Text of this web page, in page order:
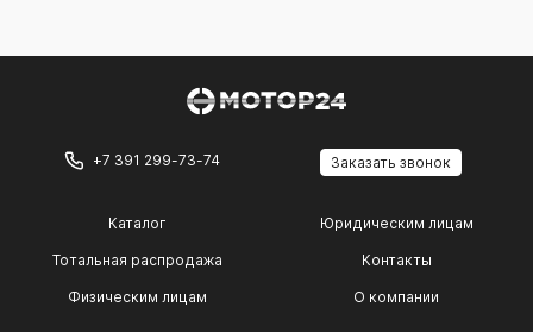
+7 391 299-73-74 Заказать звонок
Каталог
Тотальная распродажа
Физическим лицам
Юридическим лицам
Контакты
О компании